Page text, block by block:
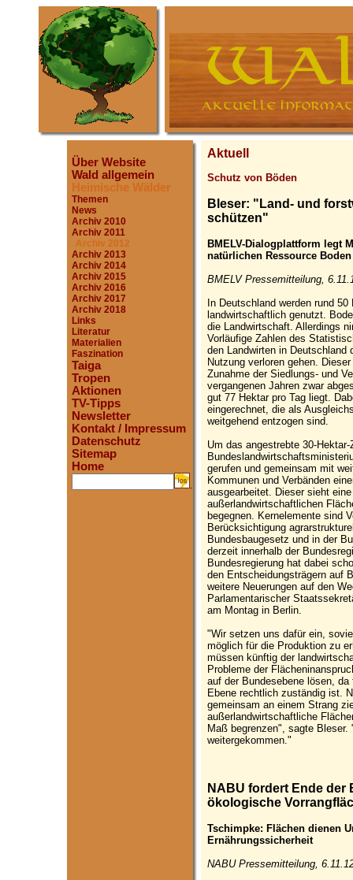
Über Website
Wald allgemein
Heimische Wälder
Themen
News
Archiv 2010
Archiv 2011
Archiv 2012
Archiv 2013
Archiv 2014
Archiv 2015
Archiv 2016
Archiv 2017
Archiv 2018
Links
Literatur
Materialien
Faszination
Taiga
Tropen
Aktionen
TV-Tipps
Newsletter
Kontakt / Impressum
Datenschutz
Sitemap
Home
.
Aktuell
Schutz von Böden
Bleser: "Land- und
schützen"
BMELV-Dialogplattform legt
natürlichen Ressource
BMELV Pressemitteilung,
In Deutschland werden rund
landwirtschaftlich genutzt.
die Landwirtschaft. Allerdings
Vorläufige Zahlen des
den Landwirten in Deutschland
Nutzung verloren gehen.
Zunahme der Siedlungs- und
vergangenen Jahren zwar
gut 77 Hektar pro Tag liegt.
eingerechnet, die als
weitgehend entzogen sind.
Um das angestrebte 30-
gerufen und gemeinsam mit
Kommunen und Verbänden
ausgearbeitet. Dieser sieht
außerlandwirtschaftlichen
begegnen. Kernelemente sind
Berücksichtigung
Bundesbaugesetz und in der
derzeit innerhalb der
Bundesregierung hat dabei
den Entscheidungsträgern auf
weitere Neuerungen auf den
Parlamentarischer
am Montag in Berlin.
"Wir setzen uns dafür ein,
möglich für die Produktion zu
müssen künftig der
Probleme der
auf der Bundesebene lösen,
Ebene rechtlich zuständig ist.
gemeinsam an einem Strang
außerlandwirtschaftliche
Maß begrenzen", sagte
weitergekommen."
NABU fordert Ende
ökologische
Tschimpke: Flächen dienen
Ernährungssicherheit
NABU Pressemitteilung,